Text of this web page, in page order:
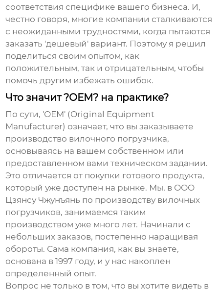
соответствия специфике вашего бизнеса. И,
честно говоря, многие компании сталкиваются
с неожиданными трудностями, когда пытаются
заказать 'дешевый' вариант. Поэтому я решил
поделиться своим опытом, как
положительным, так и отрицательным, чтобы
помочь другим избежать ошибок.
Что значит ?ОЕМ? на практике?
По сути, 'ОЕМ' (Original Equipment
Manufacturer) означает, что вы заказываете
производство вилочного погрузчика,
основываясь на вашем собственном или
предоставленном вами техническом задании.
Это отличается от покупки готового продукта,
который уже доступен на рынке. Мы, в ООО
Цзянсу Чжунъянь по производству вилочных
погрузчиков, занимаемся таким
производством уже много лет. Начинали с
небольших заказов, постепенно наращивая
обороты. Сама компания, как вы знаете,
основана в 1997 году, и у нас накоплен
определенный опыт.
Вопрос не только в том, что вы хотите видеть в